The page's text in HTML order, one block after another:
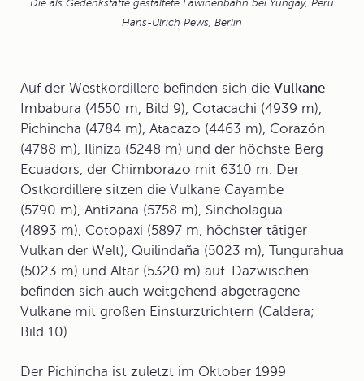
Die als Gedenkstätte gestaltete Lawinenbahn bei Yungay, Peru
Hans-Ulrich Pews, Berlin
Auf der Westkordillere befinden sich die Vulkane
Imbabura (4550 m, Bild 9), Cotacachi (4939 m),
Pichincha (4784 m), Atacazo (4463 m), Corazón
(4788 m), Iliniza (5248 m) und der höchste Berg
Ecuadors, der Chimborazo mit 6310 m. Der
Ostkordillere sitzen die Vulkane Cayambe
(5790 m), Antizana (5758 m), Sincholagua
(4893 m), Cotopaxi (5897 m, höchster tätiger
Vulkan der Welt), Quilindaña (5023 m), Tungurahua
(5023 m) und Altar (5320 m) auf. Dazwischen
befinden sich auch weitgehend abgetragene
Vulkane mit großen Einsturztrichtern (Caldera;
Bild 10).
Der Pichincha ist zuletzt im Oktober 1999